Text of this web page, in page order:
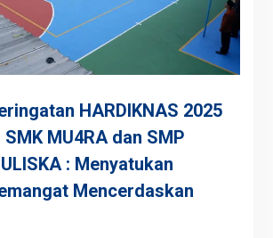
HARDIKNAS 2025
SMK MU4RA dan SMP
: Menyatukan
Mencerdaskan